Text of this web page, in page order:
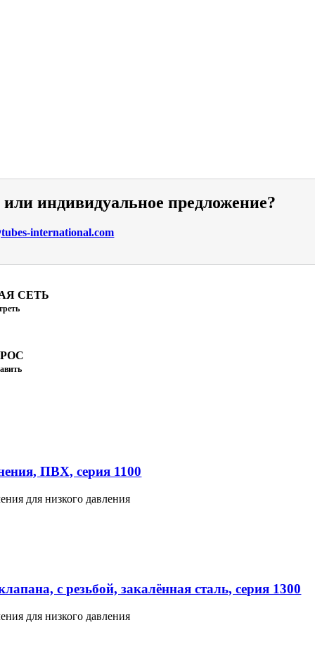
индивидуальное предложение?
international.com
СЕТЬ
ПВХ, серия 1100
для низкого давления
с резьбой, закалённая сталь, серия 1300
для низкого давления